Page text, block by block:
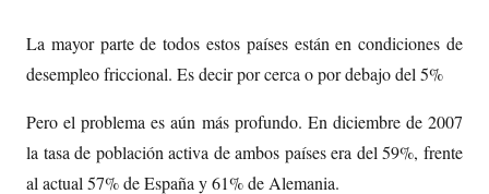
La mayor parte de todos estos países están en condiciones de
desempleo friccional. Es decir por cerca o por debajo del 5%
Pero el problema es aún más profundo. En diciembre de 2007
la tasa de población activa de ambos países era del 59%, frente
al actual 57% de España y 61% de Alemania.